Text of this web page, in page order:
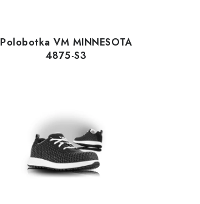
Polobotka VM MINNESOTA
4875-S3